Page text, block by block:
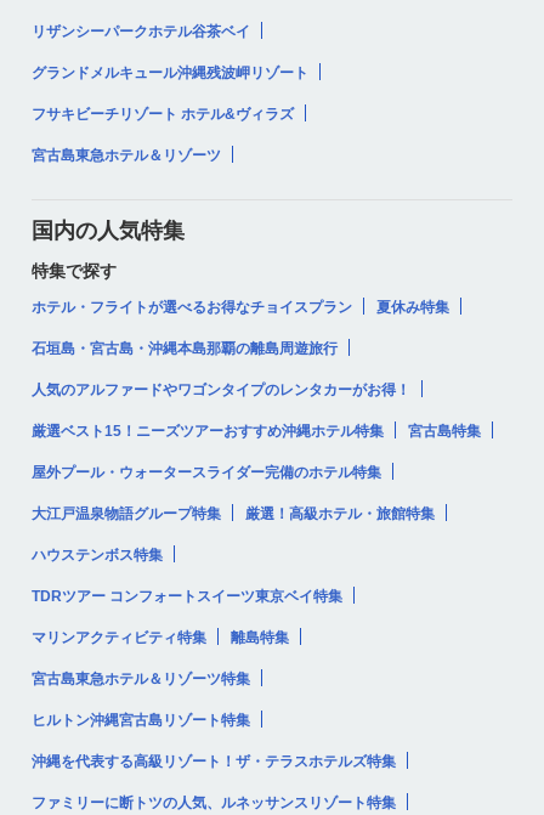
リザンシーパークホテル谷茶ベイ
グランドメルキュール沖縄残波岬リゾート
フサキビーチリゾート ホテル&ヴィラズ
宮古島東急ホテル＆リゾーツ
国内の人気特集
特集で探す
ホテル・フライトが選べるお得なチョイスプラン 夏休み特集
石垣島・宮古島・沖縄本島那覇の離島周遊旅行
人気のアルファードやワゴンタイプのレンタカーがお得！
厳選ベスト15！ニーズツアーおすすめ沖縄ホテル特集 宮古島特集
屋外プール・ウォータースライダー完備のホテル特集
大江戸温泉物語グループ特集 厳選！高級ホテル・旅館特集
ハウステンボス特集
TDRツアー コンフォートスイーツ東京ベイ特集
マリンアクティビティ特集 離島特集
宮古島東急ホテル＆リゾーツ特集
ヒルトン沖縄宮古島リゾート特集
沖縄を代表する高級リゾート！ザ・テラスホテルズ特集
ファミリーに断トツの人気、ルネッサンスリゾート特集